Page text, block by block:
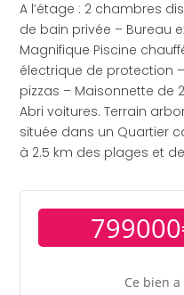
A l’étage : 2 chambres
de bain privée – Bureau
Magnifique Piscine
électrique de protection
pizzas – Maisonnette de
Abri voitures. Terrain
située dans un Quartier
à 2.5 km des plages et
Ce bien